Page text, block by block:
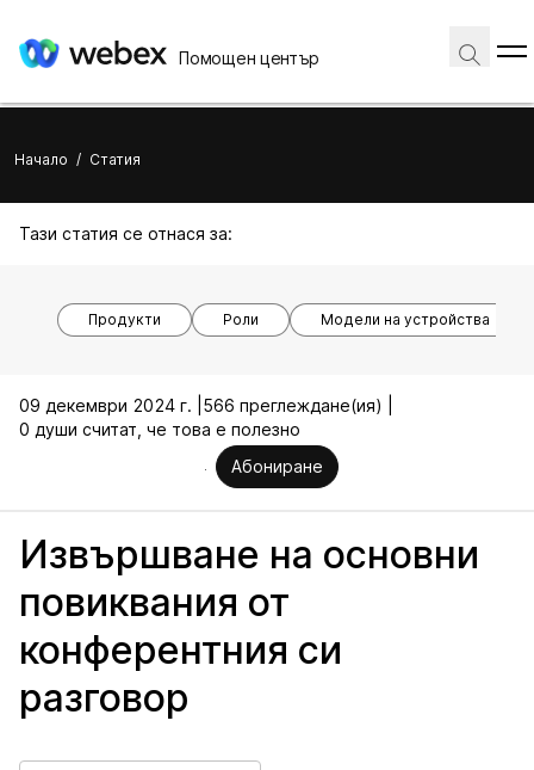
Помощен център
Начало / Статия
Тази статия се отнася за:
Продукти Роли Модели на устройства
09 декември 2024 г. | 566 преглеждане(ия) |
0 души считат, че това е полезно
Абониране
Извършване на основни
повиквания от
конферентния си
разговор